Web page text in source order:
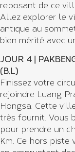
reposant de ce
Allez explorer le
antique au
bien mérité avec
JOUR 4 |
(B,L)
Finissez votre
rejoindre Luang
Hongsa. Cette
très fournit. Vous
pour prendre un
Km. Ce hors piste